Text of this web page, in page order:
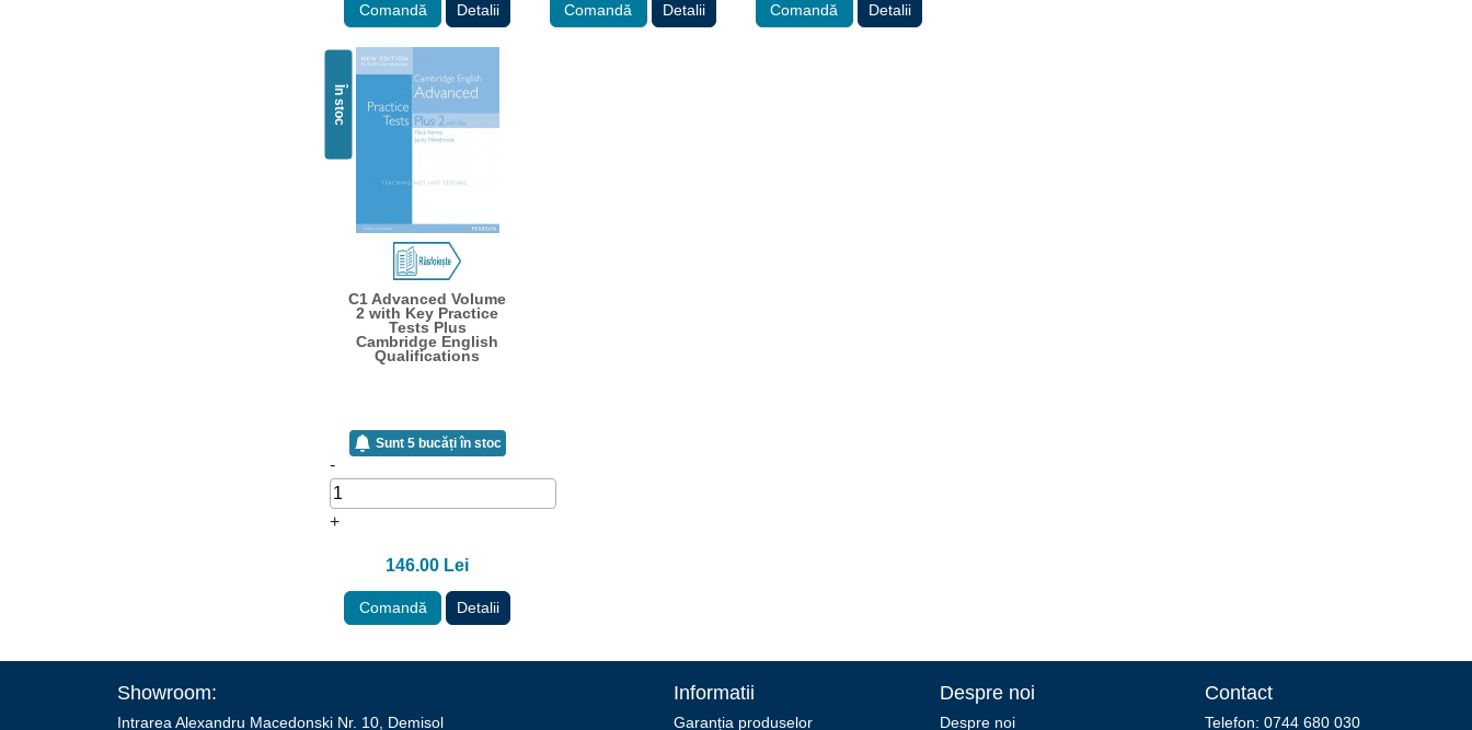
Comandă Detalii Comandă Detalii Comandă Detalii
În stoc
C1 Advanced Volume
2 with Key Practice
Tests Plus
Cambridge English
Qualifications
Sunt 5 bucăți în stoc
-
+
146.00 Lei
Comandă Detalii
Showroom:
Intrarea Alexandru Macedonski Nr. 10, Demisol
Informatii
Garanția produselor
Despre noi
Despre noi
Contact
Telefon: 0744 680 030